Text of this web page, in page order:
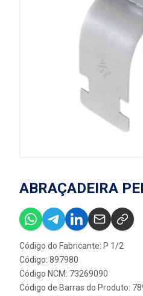
ABRAÇADEIRA
Código do Fabricante: P 1/2
Código: 897980
Código NCM: 73269090
Código de Barras do Produto: